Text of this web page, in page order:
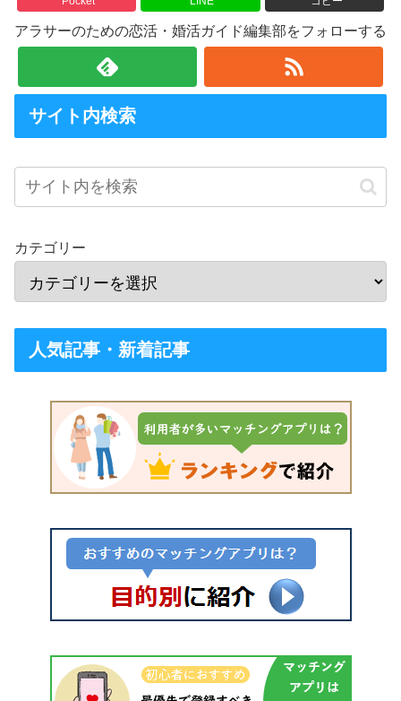
アラサーのための恋活・婚活ガイド編集部をフォローする
サイト内検索
カテゴリー
人気記事・新着記事